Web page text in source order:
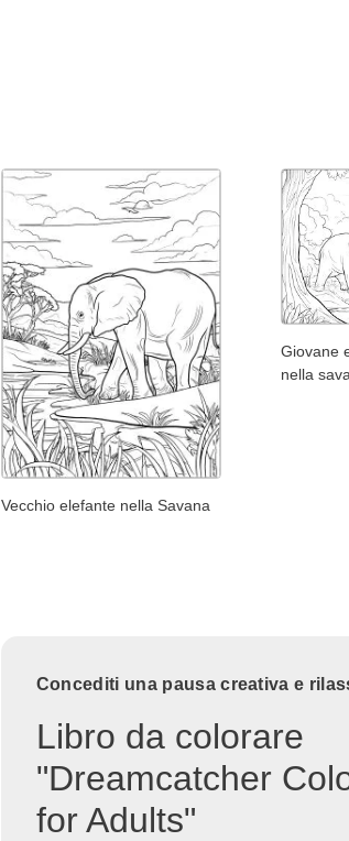
Vecchio elefante nella Savana
Giovane
nella
Concediti una pausa creativa e
Libro da colorare
"Dreamcatcher
for Adults"